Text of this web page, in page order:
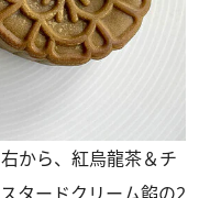
から、紅烏龍茶＆チ